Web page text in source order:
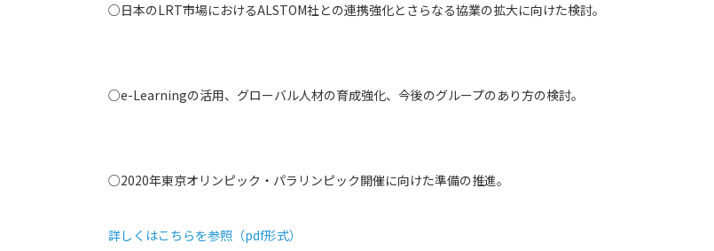
○日本のLRT市場におけるALSTOM社との連携強化とさらなる協業の拡大に向けた検討。
○e-Learningの活用、グローバル人材の育成強化、今後のグループのあり方の検討。
○2020年東京オリンピック・パラリンピック開催に向けた準備の推進。
詳しくはこちらを参照（pdf形式）